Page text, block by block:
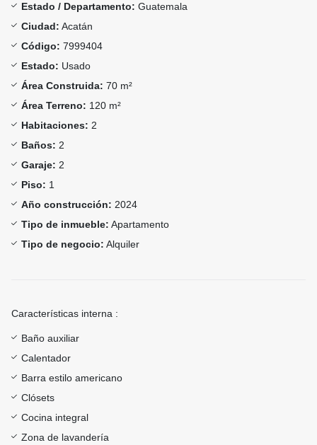
Estado / Departamento: Guatemala
Ciudad: Acatán
Código: 7999404
Estado: Usado
Área Construida: 70 m²
Área Terreno: 120 m²
Habitaciones: 2
Baños: 2
Garaje: 2
Piso: 1
Año construcción: 2024
Tipo de inmueble: Apartamento
Tipo de negocio: Alquiler
Características interna :
Baño auxiliar
Calentador
Barra estilo americano
Clósets
Cocina integral
Zona de lavandería